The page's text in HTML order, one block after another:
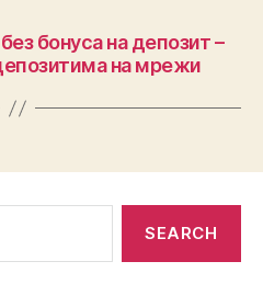
бонуса на депозит –
на мрежи